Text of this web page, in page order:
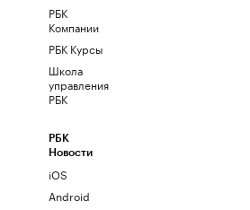
РБК
Компании
РБК Курсы
Школа
управления
РБК
РБК
Новости
iOS
Android